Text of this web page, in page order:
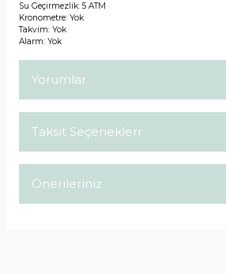
Su Geçirmezlik: 5 ATM
Kronometre: Yok
Takvim: Yok
Alarm: Yok
Yorumlar
Taksit Seçenekleri
Önerileriniz